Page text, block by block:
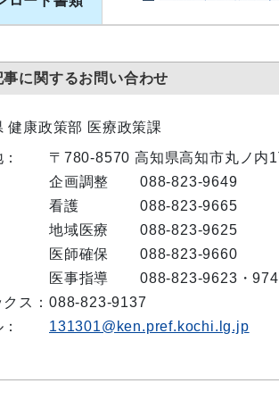
事に関するお問い合わせ
健康政策部 医療政策課
〒780-8570 高知県高知市丸ノ内
企画調整
088-823-9649
看護
088-823-9665
地域医療
088-823-9625
医師確保
088-823-9660
医事指導
088-823-9623・
ス： 088-823-9137
131301@ken.pref.kochi.lg.jp